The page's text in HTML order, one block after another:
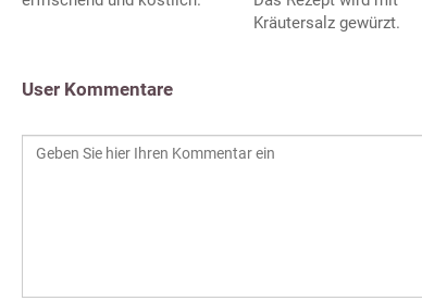
Kräutersalz gewürzt.
User Kommentare